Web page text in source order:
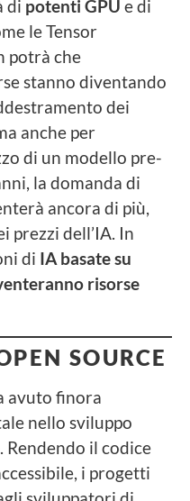
di potenti GPU e di
le Tensor
potrà che
stanno diventando
dei
anche per
di un modello pre-
la domanda di
ancora di più,
prezzi dell’IA. In
di IA basate su
risorse
SOURCE
avuto finora
nello sviluppo
il codice
i progetti